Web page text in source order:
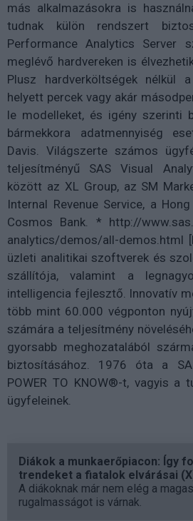
más alkalmazásokra is
tudnak külön rendszert
Performance Analytics Server
meglévő hardvereken is
Plusz hardverköltségek nélkül
helyett percek vagy akár
le modelleket, és igény szerinti
bármekkora adatmennyiség
Davis. Világszerte számos
teljesítményű SAS Visual
között az XL Group, az SM
Internal Revenue Service, a
Cosmos Bank. * http://
analytics/demos/all-demos.html
üzleti analitikai szoftverek és
szállítója, valamint a
intelligencia fejlesztő. Innovatív
több mint 60.000 végponton
számára a teljesítmény
gyorsabb meghozatalából
biztosításához. 1976 óta a
POWER TO KNOW®-t, vagyis a
ügyfeleinek.
Diákok a munkaerőpiacon: Így
trendeket a fiatalok elvárásai
A diákoknak már nem elég a
rugalmasságot is várnak.